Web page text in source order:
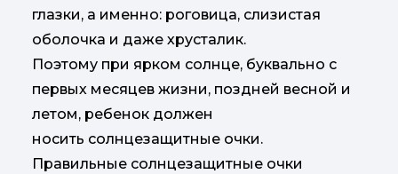
глазки, а именно: роговица, слизистая
оболочка и даже хрусталик.
Поэтому при ярком солнце, буквально с
первых месяцев жизни, поздней весной и
летом, ребенок должен
носить солнцезащитные очки.
Правильные солнцезащитные очки